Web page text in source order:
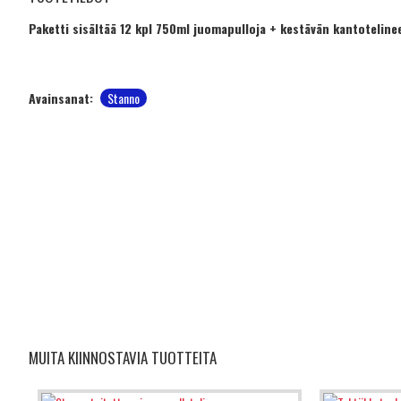
Paketti sisältää 12 kpl 750ml juomapulloja + kestävän
Avainsanat: Stanno
MUITA KIINNOSTAVIA TUOTTEITA